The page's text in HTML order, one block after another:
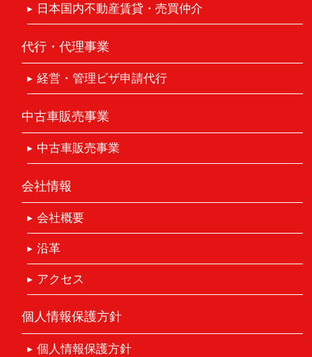
日本国内不動産賃貸・売買仲介
代行・代理事業
経営・管理ビザ申請代行
中古車販売事業
中古車販売事業
会社情報
会社概要
沿革
アクセス
個人情報保護方針
個人情報保護方針